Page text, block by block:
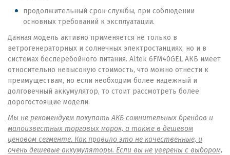
продолжительный срок службы, при соблюдении
основных требований к эксплуатации.
Данная модель активно применяется не только в
ветрогенераторных и солнечных электростанциях, но и в
системах бесперебойного питания. Altek 6FM40GEL АКБ имеет
относительно невысокую стоимость, что можно отнести к
преимуществам, но если необходим более надежный и
долговечный аккумулятор, то стоит рассмотреть более
дорогостоящие модели.
Мы не рекомендуем покупать АКБ сомнительных брендов и
малоизвестных торговых марок, а также в дешевом
ценовом сегменте. Как правило это не качественные, и
очень дешевые аккумуляторы. Если вы не уверены с выбором,